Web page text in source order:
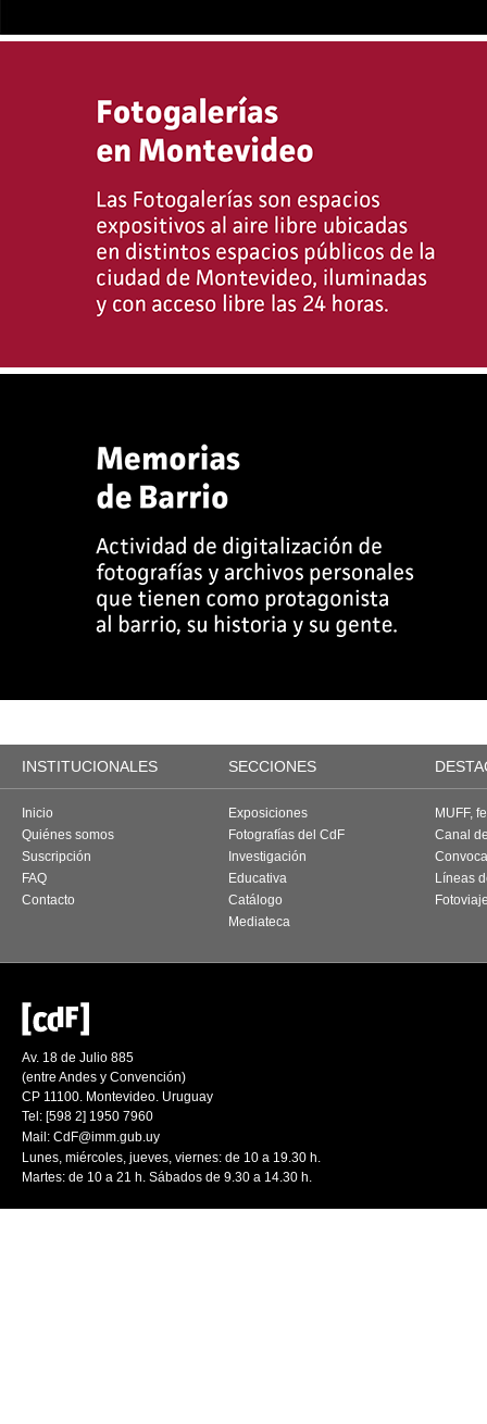
INSTITUCIONALES SECCIONES
Inicio
Quiénes somos
Suscripción
FAQ
Contacto
Exposiciones
Fotografías del CdF
Investigación
Educativa
Catálogo
Mediateca
MUFF,
Canal
Líneas
Av. 18 de Julio 885
(entre Andes y Convención)
CP 11100. Montevideo. Uruguay
Tel: [598 2] 1950 7960
Mail: CdF@imm.gub.uy
Lunes, miércoles, jueves, viernes: de 10 a 19.30 h.
Martes: de 10 a 21 h. Sábados de 9.30 a 14.30 h.